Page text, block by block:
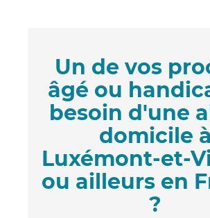
Un de vos
âgé ou
besoin d'une
domicile à
Luxémont-et-
ou ailleurs en
?